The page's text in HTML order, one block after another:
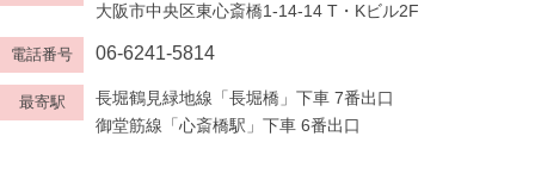
大阪市中央区東心斎橋1-14-14 T・Kビル2F
電話番号 06-6241-5814
最寄駅
長堀鶴見緑地線「長堀橋」下車 7番出口
御堂筋線「心斎橋駅」下車 6番出口